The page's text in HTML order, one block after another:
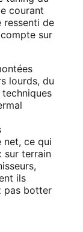
courant
ressenti de
sur
lourds, du
net, ce qui
sur terrain
ils
pas botter